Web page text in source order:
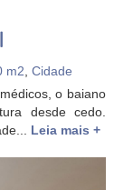
m2 Cidade
o baiano
desde cedo.
Leia mais +